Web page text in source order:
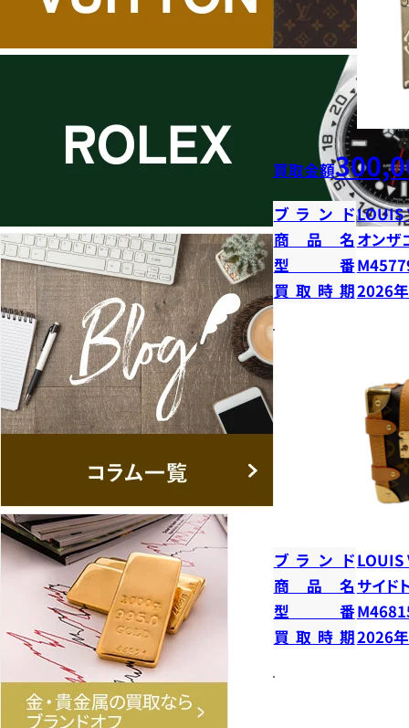
買取金額
ブランドLOUIS
商品名 オンザ
型番
買取時期2026
ブランドLOUIS
商品名 サイド
型番
買取時期2026